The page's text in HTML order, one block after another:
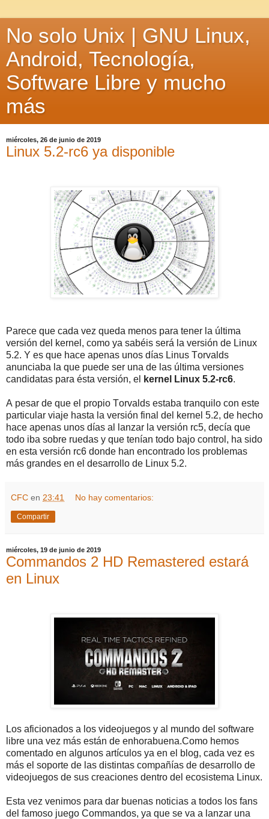
No solo Unix | GNU Linux,
Android, Tecnología,
Software Libre y mucho
más
miércoles, 26 de junio de 2019
Linux 5.2-rc6 ya disponible
Parece que cada vez queda menos para tener la última
versión del kernel, como ya sabéis será la versión de Linux
5.2. Y es que hace apenas unos días Linus Torvalds
anunciaba la que puede ser una de las última versiones
candidatas para ésta versión, el
kernel Linux 5.2-rc6.
A pesar de que el propio Torvalds estaba tranquilo con este
particular viaje hasta la versión final del kernel 5.2, de hecho
hace apenas unos días al lanzar la versión rc5, decía que
todo iba sobre ruedas y que tenían todo bajo control, ha sido
en esta versión rc6 donde han encontrado los problemas
más grandes en el desarrollo de Linux 5.2.
CFC en 23:41 No hay comentarios:
Compartir
miércoles, 19 de junio de 2019
Commandos 2 HD Remastered estará
en Linux
Los aficionados a los videojuegos y al mundo del software
libre una vez más están de enhorabuena.Como hemos
comentado en algunos artículos ya en el blog, cada vez es
más el soporte de las distintas compañías de desarrollo de
videojuegos de sus creaciones dentro del ecosistema Linux.
Esta vez venimos para dar buenas noticias a todos los fans
del famoso juego Commandos, ya que se va a lanzar una